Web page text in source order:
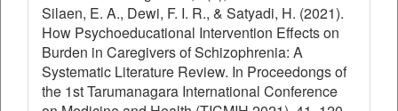
Silaen, E. A., Dewi, F. I. R., & Satyadi, H. (2021).
How Psychoeducational Intervention Effects on
Burden in Caregivers of Schizophrenia: A
Systematic Literature Review. In Proceedongs of
the 1st Tarumanagara International Conference